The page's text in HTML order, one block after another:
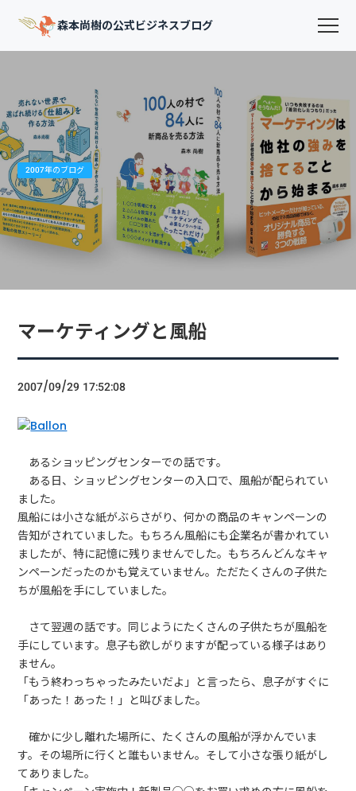
森本尚樹の公式ビジネスブログ
2007年のブログ
マーケティングと風船
2007/09/29 17:52:08
あるショッピングセンターでの話です。
ある日、ショッピングセンターの入口で、風船が配られてい
ました。
風船には小さな紙がぶらさがり、何かの商品のキャンペーンの
告知がされていました。もちろん風船にも企業名が書かれてい
ましたが、特に記憶に残りませんでした。もちろんどんなキャ
ンペーンだったのかも覚えていません。ただたくさんの子供た
ちが風船を手にしていました。
さて翌週の話です。同じようにたくさんの子供たちが風船を
手にしています。息子も欲しがりますが配っている様子はあり
ません。
「もう終わっちゃったみたいだよ」と言ったら、息子がすぐに
「あった！あった！」と叫びました。
確かに少し離れた場所に、たくさんの風船が浮かんでいま
す。その場所に行くと誰もいません。そして小さな張り紙がし
てありました。